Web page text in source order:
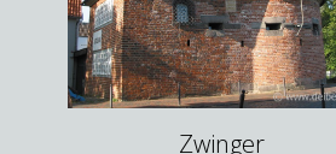
Zwinger